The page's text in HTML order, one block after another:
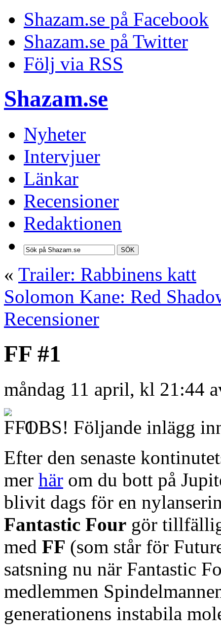
Shazam.se på Facebook
Shazam.se på Twitter
Följ via RSS
Shazam.se
Nyheter
Intervjuer
Länkar
Recensioner
Redaktionen
SÖK
« Trailer: Rabbinens katt
Solomon Kane: Red
Recensioner
FF #1
måndag 11 april, kl 21:44
OBS! Följande inlägg
Efter den senaste
mer här om du bott på
blivit dags för en
Fantastic Four gör
med FF (som står för
satsning nu när Fantastic
medlemmen
generationens instabila